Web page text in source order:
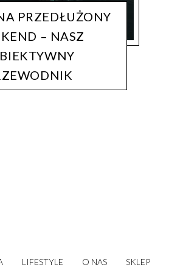
PRZEDŁUŻONY
– NASZ
7 KWIETNIA, 2019
LIFESTYLE O NAS SKLEP